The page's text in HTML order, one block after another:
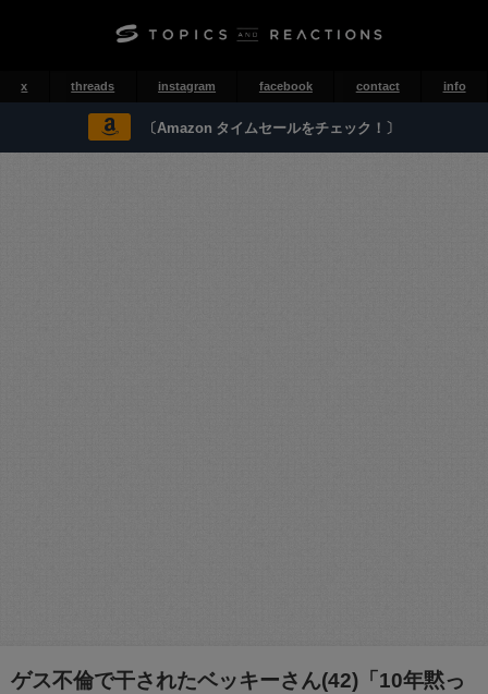
x threads instagram facebook contact info
〔Amazon タイムセールをチェック！〕
ゲス不倫で干されたベッキーさん(42)「10年黙っ